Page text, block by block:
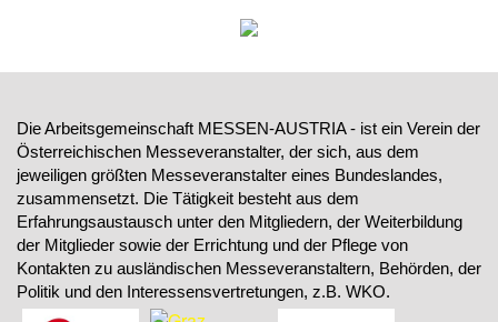
Die Arbeitsgemeinschaft MESSEN-AUSTRIA - ist ein Verein der
Österreichischen Messeveranstalter, der sich, aus dem
jeweiligen größten Messeveranstalter eines Bundeslandes,
zusammensetzt. Die Tätigkeit besteht aus dem
Erfahrungsaustausch unter den Mitgliedern, der Weiterbildung
der Mitglieder sowie der Errichtung und der Pflege von
Kontakten zu ausländischen Messeveranstaltern, Behörden, der
Politik und den Interessensvertretungen, z.B. WKO.